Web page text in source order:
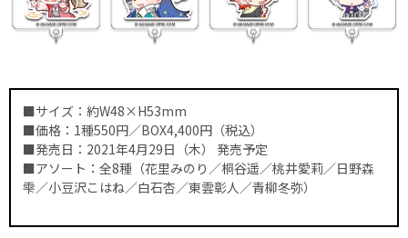
■サイズ：約W48×H53mm
■価格：1種550円／BOX4,400円（税込）
■発売日：2021年4月29日（木） 発売予定
■アソート：全8種（花里みのり／桐谷遥／桃井愛莉／日野森
雫／小豆沢こはね／白石杏／東雲彰人／青柳冬弥）